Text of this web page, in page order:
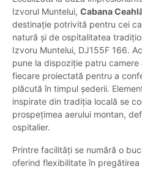
Izvorul Muntelui, Cabana
destinație potrivită pentru cei
natură și de ospitalitatea
Izvoru Muntelui, DJ155F 166.
pune la dispoziție patru camere
fiecare proiectată pentru a
plăcută în timpul șederii.
inspirate din tradiția locală se
prospețimea aerului montan,
ospitalier.
Printre facilități se numără o
oferind flexibilitate în pregătirea